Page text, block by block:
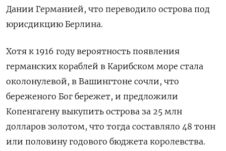
Дании Германией, что переводило острова под
юрисдикцию Берлина.
Хотя к 1916 году вероятность появления
германских кораблей в Карибском море стала
околонулевой, в Вашингтоне сочли, что
береженого Бог бережет, и предложили
Копенгагену выкупить острова за 25 млн
долларов золотом, что тогда составляло 48 тонн
или половину годового бюджета королевства.